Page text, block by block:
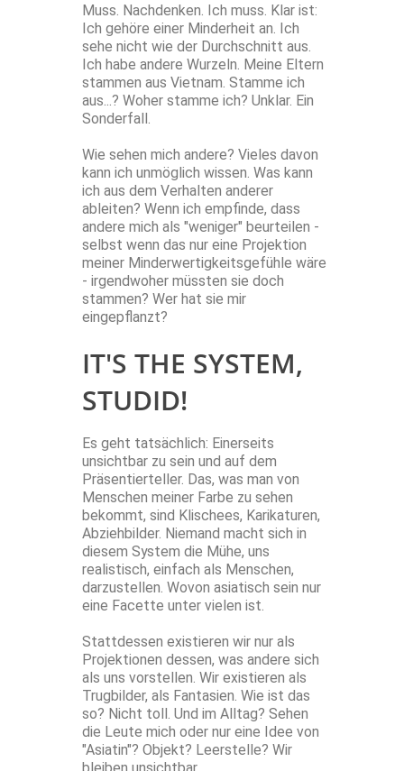
Muss. Nachdenken. Ich muss. Klar ist:
Ich gehöre einer Minderheit an. Ich
sehe nicht wie der Durchschnitt aus.
Ich habe andere Wurzeln. Meine Eltern
stammen aus Vietnam. Stamme ich
aus...? Woher stamme ich? Unklar. Ein
Sonderfall.
Wie sehen mich andere? Vieles davon
kann ich unmöglich wissen. Was kann
ich aus dem Verhalten anderer
ableiten? Wenn ich empfinde, dass
andere mich als "weniger" beurteilen -
selbst wenn das nur eine Projektion
meiner Minderwertigkeitsgefühle wäre
- irgendwoher müssten sie doch
stammen? Wer hat sie mir
eingepflanzt?
IT'S THE SYSTEM,
STUDID!
Es geht tatsächlich: Einerseits
unsichtbar zu sein und auf dem
Präsentierteller. Das, was man von
Menschen meiner Farbe zu sehen
bekommt, sind Klischees, Karikaturen,
Abziehbilder. Niemand macht sich in
diesem System die Mühe, uns
realistisch, einfach als Menschen,
darzustellen. Wovon asiatisch sein nur
eine Facette unter vielen ist.
Stattdessen existieren wir nur als
Projektionen dessen, was andere sich
als uns vorstellen. Wir existieren als
Trugbilder, als Fantasien. Wie ist das
so? Nicht toll. Und im Alltag? Sehen
die Leute mich oder nur eine Idee von
"Asiatin"? Objekt? Leerstelle? Wir
bleiben unsichtbar.